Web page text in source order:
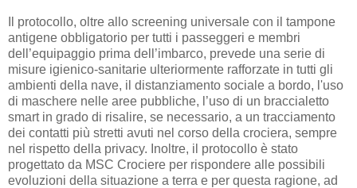
Il protocollo, oltre allo screening universale con il tampone
antigene obbligatorio per tutti i passeggeri e membri
dell’equipaggio prima dell’imbarco, prevede una serie di
misure igienico-sanitarie ulteriormente rafforzate in tutti gli
ambienti della nave, il distanziamento sociale a bordo, l'uso
di maschere nelle aree pubbliche, l’uso di un braccialetto
smart in grado di risalire, se necessario, a un tracciamento
dei contatti più stretti avuti nel corso della crociera, sempre
nel rispetto della privacy. Inoltre, il protocollo è stato
progettato da MSC Crociere per rispondere alle possibili
evoluzioni della situazione a terra e per questa ragione, ad